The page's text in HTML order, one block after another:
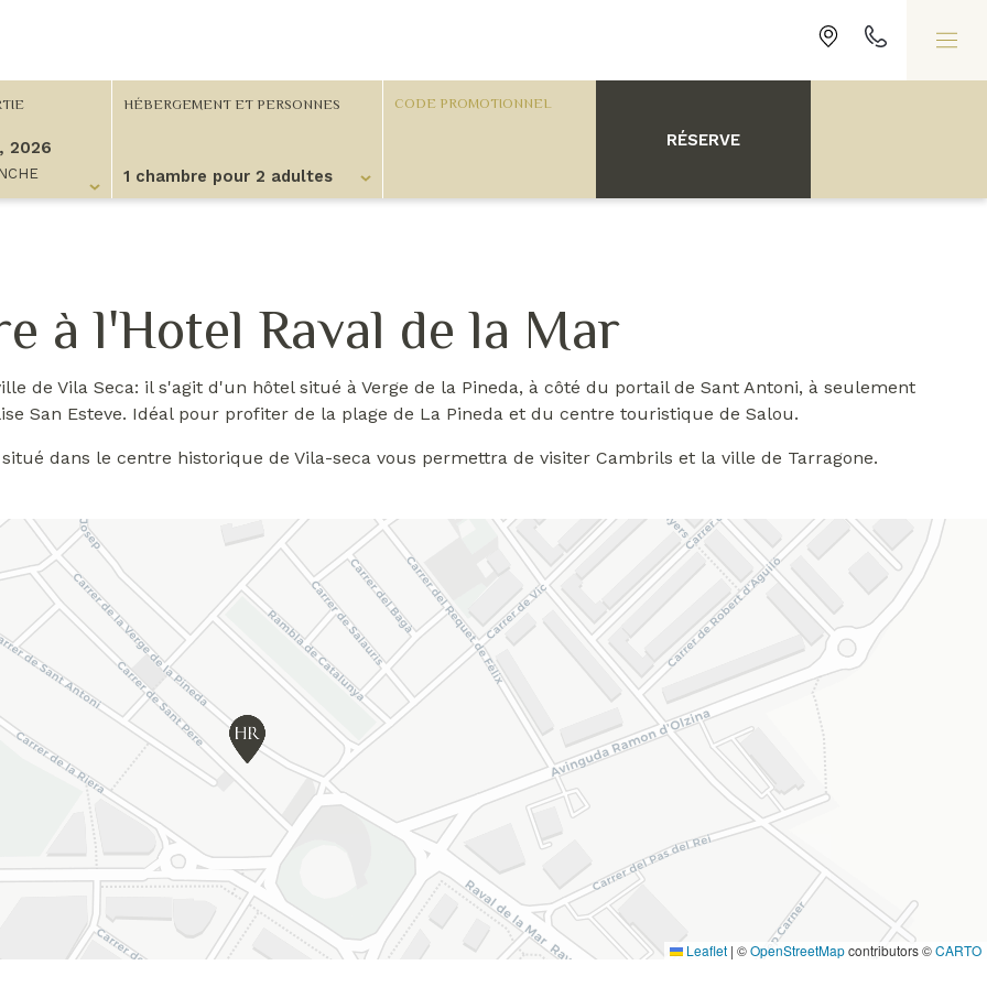
2026
HÉBERGEMENT ET PERSONNES
1 chambre pour 2 adultes
RÉSERVE
à l'Hotel Raval de la Mar
de Vila Seca: il s'agit d'un hôtel situé à Verge de la Pineda, à côté du portail de Sant Antoni, à seulement
San Esteve. Idéal pour profiter de la plage de La Pineda et du centre touristique de Salou.
dans le centre historique de Vila-seca vous permettra de visiter Cambrils et la ville de Tarragone.
Leaflet | ©OpenStreetMapcontributors ©CARTO